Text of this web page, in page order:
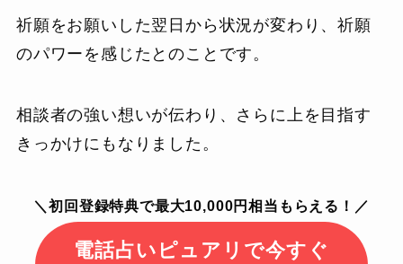
祈願をお願いした翌日から状況が変わり、祈願
のパワーを感じたとのことです。
相談者の強い想いが伝わり、さらに上を目指す
きっかけにもなりました。
＼初回登録特典で最大10,000円相当もらえる！／
電話占いピュアリで今すぐ